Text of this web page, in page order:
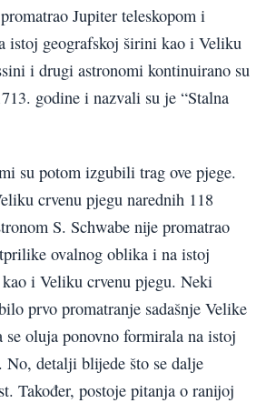
Jupiter teleskopom i
istoj geografskoj širini kao i Veliku
i drugi astronomi kontinuirano su
godine i nazvali su je “Stalna
su potom izgubili trag ove pjege.
crvenu pjegu narednih 118
S. Schwabe nije promatrao
ovalnog oblika i na istoj
i Veliku crvenu pjegu. Neki
prvo promatranje sadašnje Velike
se oluja ponovno formirala na istoj
No, detalji blijede što se dalje
Također, postoje pitanja o ranijoj